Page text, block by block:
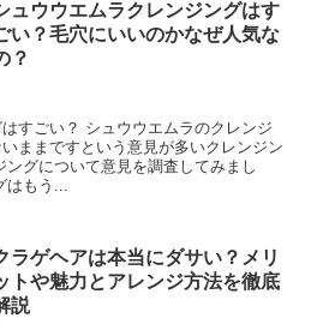
ュウウエムラクレンジングはす
い？毛穴にいいのかなぜ人気な
？
すごい？ シュウウエムラのクレンジ
ままですという意見が多いクレンジン
グについて意見を調査してみまし
はもう...
ラゲヘアは本当にダサい？メリ
トや魅力とアレンジ方法を徹底
説